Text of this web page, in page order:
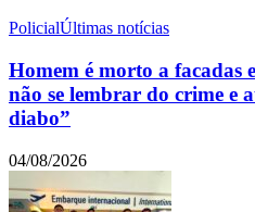
PolicialÚltimas notícias
Homem é morto a facadas
não se lembrar do crime e
diabo”
04/08/2026